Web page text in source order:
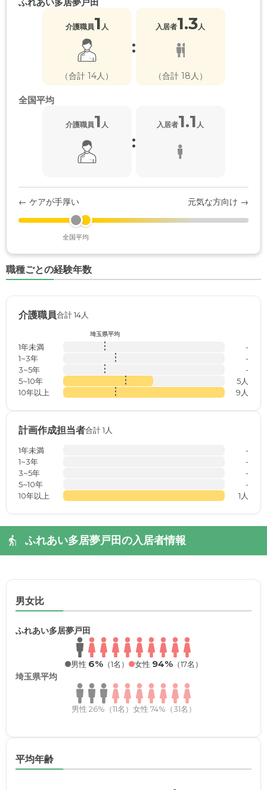
介護職員1 人
（合計 14人）
:
入居者1.3 人
（合計 18人）
全国平均
介護職員1 人
:
入居者1.1 人
← ケアが手厚い 元気な方向け →
全国平均
職種ごとの経験年数
介護職員合計 14人
埼玉県平均
1年未満
-
1~3年
-
3~5年
-
5~10年
5人
10年以上
9人
計画作成担当者合計 1人
1年未満
-
1~3年
-
3~5年
-
5~10年
-
10年以上
1人
ふれあい多居夢戸田の入居者情報
男女比
ふれあい多居夢戸田
男性 6%（1名） 女性 94%（17名）
埼玉県平均
男性 26%（11名） 女性 74%（31名）
平均年齢